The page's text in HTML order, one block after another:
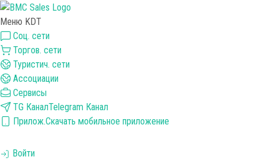
Меню KDT
Соц. сети
Торгов. сети
Туристич. сети
Ассоциации
Сервисы
TG КаналTelegram Канал
Прилож.Скачать мобильное приложение
Войти